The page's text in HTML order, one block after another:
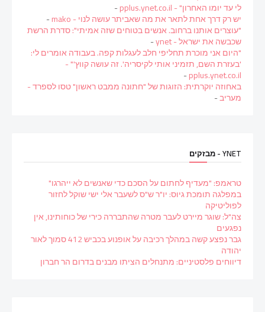
לי עד יומו האחרון" - pplus.ynet.co.il -
יש רק דרך אחת לתאר את מה שאביתר עושה לנוי - mako -
"עוצרים אותנו ברחוב. אנשים בטוחים שזה אמיתי": סדרת הרשת
שכבשה את ישראל - ynet -
"היום אני מוכרת תחליפי חלב לעגלות קפה. בעבודה אומרים לי:
'בעזרת השם, תזמיני אותי לקיסריה'. זה עושה קווץ'" -
pplus.ynet.co.il
-
באחוזה יוקרתית: הזוגות של "חתונה ממבט ראשון" טסו לספרד -
מעריב-
YNET - מבזקים
טראמפ: "מעדיף לחתום על הסכם כדי שאנשים לא ייהרגו"
במפלגה תומכת גיוס: יו"ר ש"ס לשעבר אלי ישי שוקל לחזור
לפוליטיקה
צה"ל: שוגר מיירט לעבר מטרה שהתבררה כירי של כוחותינו, אין
נפגעים
גבר נפצע קשה במהלך רכיבה על אופנוע בכביש 412 סמוך לאור
יהודה
דיווחים פלסטיניים: מתנחלים הציתו מבנים בדרום הר חברון